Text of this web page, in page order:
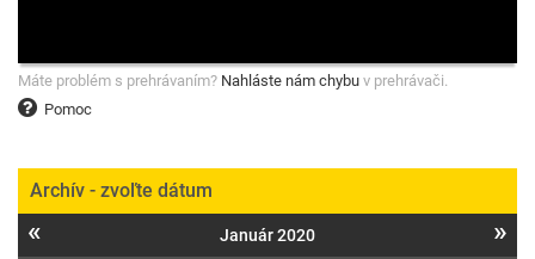
Pomoc
Máte problém s prehrávaním? Nahláste nám chybu v prehrávači.
Archív - zvoľte dátum
« Január 2020 »